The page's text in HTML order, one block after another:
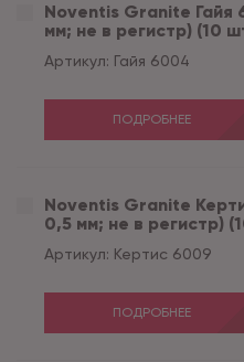
Noventis Granite Гайя
мм; не в регистр) (10
Артикул: Гайя 6004
ПОДРОБНЕЕ
Noventis Granite
0,5 мм; не в регистр)
Артикул: Кертис 6009
ПОДРОБНЕЕ